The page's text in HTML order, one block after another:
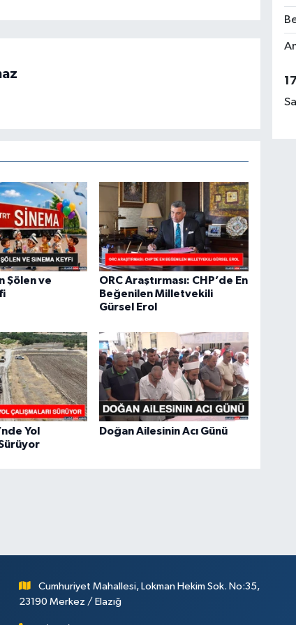
Şölen ve
ORC Araştırması: CHP’de En
Beğenilen Milletvekili
Gürsel Erol
Yol
Doğan Ailesinin Acı Günü
Cumhuriyet Mahallesi, Lokman Hekim Sok. No:35,
23190 Merkez / Elazığ